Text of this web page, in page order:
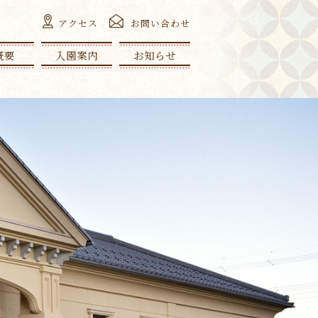
アクセス お問い合わせ
要 入園案内 お知らせ